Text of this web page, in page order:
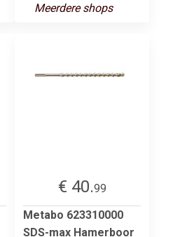
Meerdere shops
€ 40.99
Metabo 623310000
SDS-max Hamerboor